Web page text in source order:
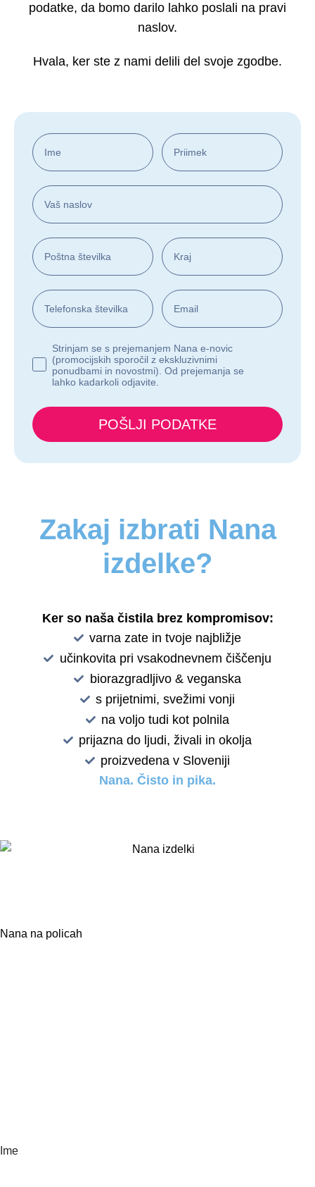
podatke, da bomo darilo lahko poslali na pravi
naslov.
Hvala, ker ste z nami delili del svoje zgodbe.
Ime Priimek
Vaš naslov
Poštna številka Kraj
Telefonska številka Email
Strinjanje za prejemanje nana e-novic
Strinjam se s prejemanjem Nana e-novic
(promocijskih sporočil z ekskluzivnimi
ponudbami in novostmi). Od prejemanja se
lahko kadarkoli odjavite.
POŠLJI PODATKE
Zakaj izbrati Nana
izdelke?
Ker so naša čistila brez kompromisov:
varna zate in tvoje najbližje
učinkovita pri vsakodnevnem čiščenju
biorazgradljivo & veganska
s prijetnimi, svežimi vonji
na voljo tudi kot polnila
prijazna do ljudi, živali in okolja
proizvedena v Sloveniji
Nana. Čisto in pika.
Nana na policah
Ime